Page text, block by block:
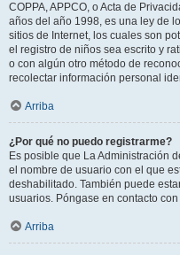
COPPA, APPCO, o Acta de
años del año 1998, es una ley de
sitios de Internet, los cuales son
el registro de niños sea escrito y
o con algún otro método de
recolectar información personal
Arriba
¿Por qué no puedo registrarme?
Es posible que La Administración
el nombre de usuario con el que
deshabilitado. También puede
usuarios. Póngase en contacto
Arriba